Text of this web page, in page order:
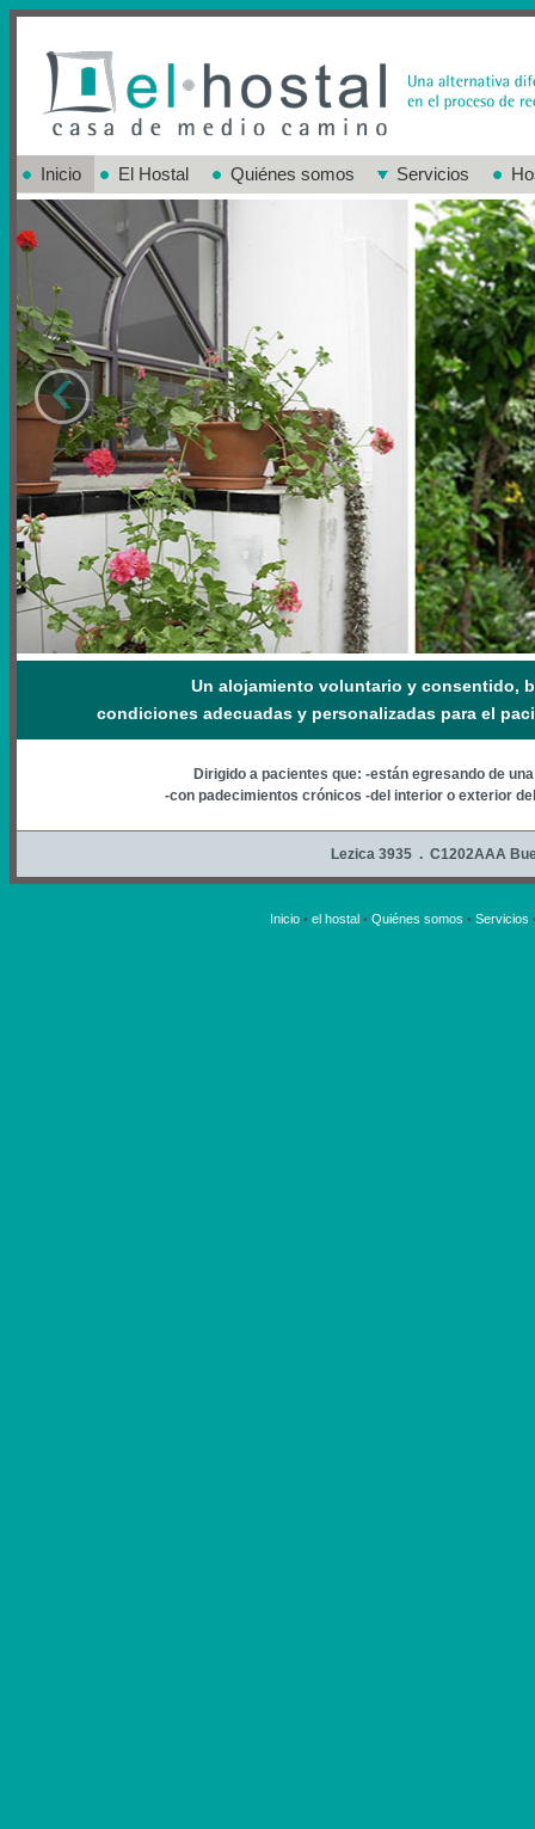
Inicio El Hostal Quiénes somos Servicios
‹
Un alojamiento voluntario y consentido,
condiciones adecuadas y personalizadas para el
Dirigido a pacientes que: -están egresando de
-con padecimientos crónicos -del interior o exterior
Lezica 3935 . C1202AAA
Inicio •el hostal •Quiénes somos •Servicios